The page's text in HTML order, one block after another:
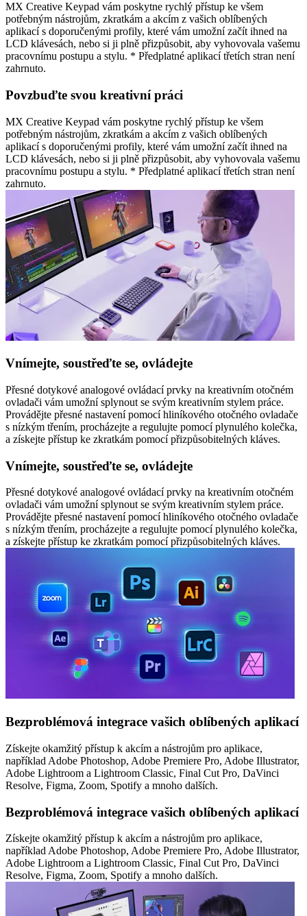
MX Creative Keypad vám poskytne rychlý přístup ke všem
potřebným nástrojům, zkratkám a akcím z vašich oblíbených
aplikací s doporučenými profily, které vám umožní začít ihned na
LCD klávesách, nebo si ji plně přizpůsobit, aby vyhovovala vašemu
pracovnímu postupu a stylu. * Předplatné aplikací třetích stran není
zahrnuto.
Povzbuďte svou kreativní práci
MX Creative Keypad vám poskytne rychlý přístup ke všem
potřebným nástrojům, zkratkám a akcím z vašich oblíbených
aplikací s doporučenými profily, které vám umožní začít ihned na
LCD klávesách, nebo si ji plně přizpůsobit, aby vyhovovala vašemu
pracovnímu postupu a stylu. * Předplatné aplikací třetích stran není
zahrnuto.
Vnímejte, soustřeďte se, ovládejte
Přesné dotykové analogové ovládací prvky na kreativním otočném
ovladači vám umožní splynout se svým kreativním stylem práce.
Provádějte přesné nastavení pomocí hliníkového otočného ovladače
s nízkým třením, procházejte a regulujte pomocí plynulého kolečka,
a získejte přístup ke zkratkám pomocí přizpůsobitelných kláves.
Vnímejte, soustřeďte se, ovládejte
Přesné dotykové analogové ovládací prvky na kreativním otočném
ovladači vám umožní splynout se svým kreativním stylem práce.
Provádějte přesné nastavení pomocí hliníkového otočného ovladače
s nízkým třením, procházejte a regulujte pomocí plynulého kolečka,
a získejte přístup ke zkratkám pomocí přizpůsobitelných kláves.
Bezproblémová integrace vašich oblíbených aplikací
Získejte okamžitý přístup k akcím a nástrojům pro aplikace,
například Adobe Photoshop, Adobe Premiere Pro, Adobe Illustrator,
Adobe Lightroom a Lightroom Classic, Final Cut Pro, DaVinci
Resolve, Figma, Zoom, Spotify a mnoho dalších.
Bezproblémová integrace vašich oblíbených aplikací
Získejte okamžitý přístup k akcím a nástrojům pro aplikace,
například Adobe Photoshop, Adobe Premiere Pro, Adobe Illustrator,
Adobe Lightroom a Lightroom Classic, Final Cut Pro, DaVinci
Resolve, Figma, Zoom, Spotify a mnoho dalších.